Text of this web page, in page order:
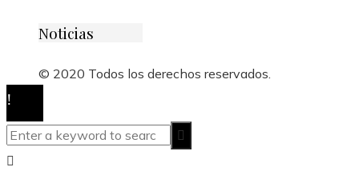
Noticias
© 2020 Todos los derechos reservados.